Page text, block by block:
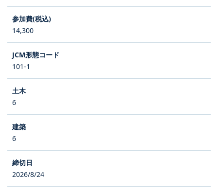
14,300
101-1
6
6
2026/8/24